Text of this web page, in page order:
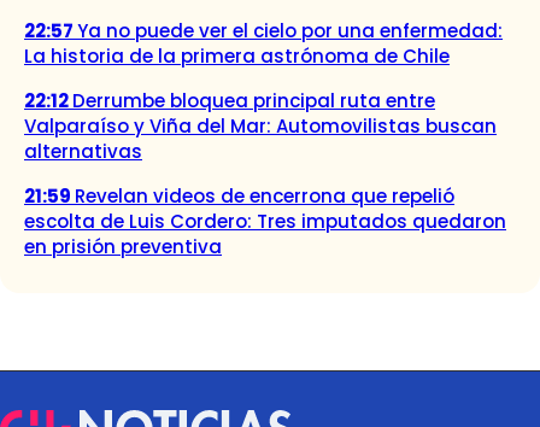
22:57Ya no puede ver el cielo por una enfermedad:
La historia de la primera astrónoma de Chile
22:12Derrumbe bloquea principal ruta entre
Valparaíso y Viña del Mar: Automovilistas buscan
alternativas
21:59 Revelan videos de encerrona que repelió
escolta de Luis Cordero: Tres imputados quedaron
en prisión preventiva